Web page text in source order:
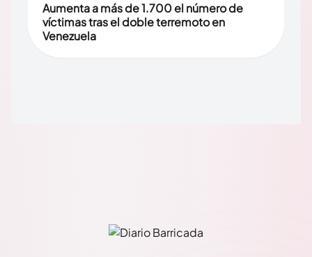
Aumenta a más de 1.700 el número de
víctimas tras el doble terremoto en
Venezuela